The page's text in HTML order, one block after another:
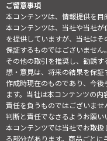
ご留意事項
本コンテンツは、情報提供を目
本コンテンツは、当社や当社
を提供していますが、当社は
保証するものではございません
その他の取引を推奨し、勧誘
想・意見は、将来の結果を保
作成時現在のものであり、今
ます。当社は本コンテンツの
責任を負うものではございま
判断と責任でなさるようお願い
本コンテンツでは当社でお取